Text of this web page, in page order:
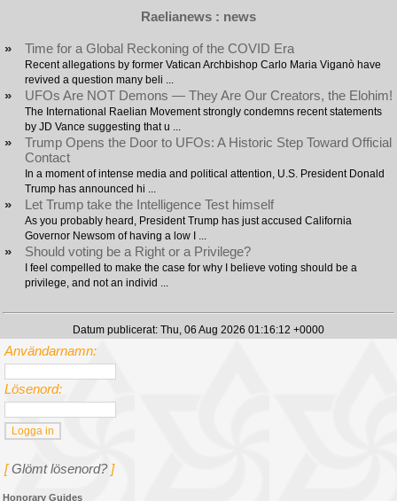
Raelianews : news
» Time for a Global Reckoning of the COVID Era
Recent allegations by former Vatican Archbishop Carlo Maria Viganò have
revived a question many beli ...
» UFOs Are NOT Demons — They Are Our Creators, the Elohim!
The International Raelian Movement strongly condemns recent statements
by JD Vance suggesting that u ...
»
Trump Opens the Door to UFOs: A Historic Step Toward Official
Contact
In a moment of intense media and political attention, U.S. President Donald
Trump has announced hi ...
» Let Trump take the Intelligence Test himself
As you probably heard, President Trump has just accused California
Governor Newsom of having a low I ...
» Should voting be a Right or a Privilege?
I feel compelled to make the case for why I believe voting should be a
privilege, and not an individ ...
Datum publicerat: Thu, 06 Aug 2026 01:16:12 +0000
Användarnamn:
Lösenord:
[Glömt lösenord?]
Honorary Guides